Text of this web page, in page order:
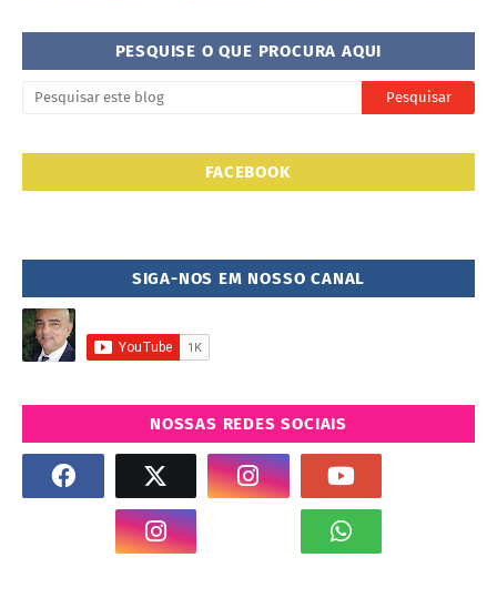
PESQUISE O QUE PROCURA AQUI
FACEBOOK
SIGA-NOS EM NOSSO CANAL
NOSSAS REDES SOCIAIS